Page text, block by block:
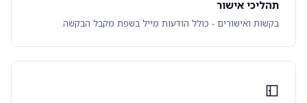
תהליכי אישור
בקשות ואישורים - כולל הודעות מייל בשפת מקבל הבקשה.